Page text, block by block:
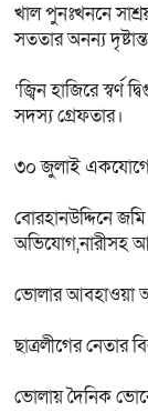
খাল পুনঃখননে
সততার অনন্য
‘জ্বিন হাজিরে স্বর্ণ
সদস্য গ্রেফতার।
৩০ জুলাই
বোরহানউদ্দিনে
অভিযোগ,নারীসহ
ভোলার আবহাওয়া
ছাত্রলীগের নেতার
ভোলায় দৈনিক